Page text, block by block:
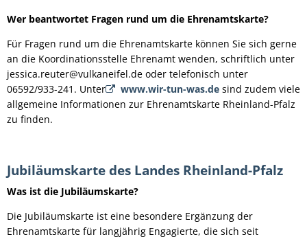
Wer beantwortet Fragen rund um die Ehrenamtskarte?
Für Fragen rund um die Ehrenamtskarte können Sie sich gerne
an die Koordinationsstelle Ehrenamt wenden, schriftlich unter
jessica.reuter@vulkaneifel.de oder telefonisch unter
06592/933-241. Unter
www.wir-tun-was.desind zudem viele
allgemeine Informationen zur Ehrenamtskarte Rheinland-Pfalz
zu finden.
Jubiläumskarte des Landes Rheinland-Pfalz
Was ist die Jubiläumskarte?
Die Jubiläumskarte ist eine besondere Ergänzung der
Ehrenamtskarte für langjährig Engagierte, die sich seit